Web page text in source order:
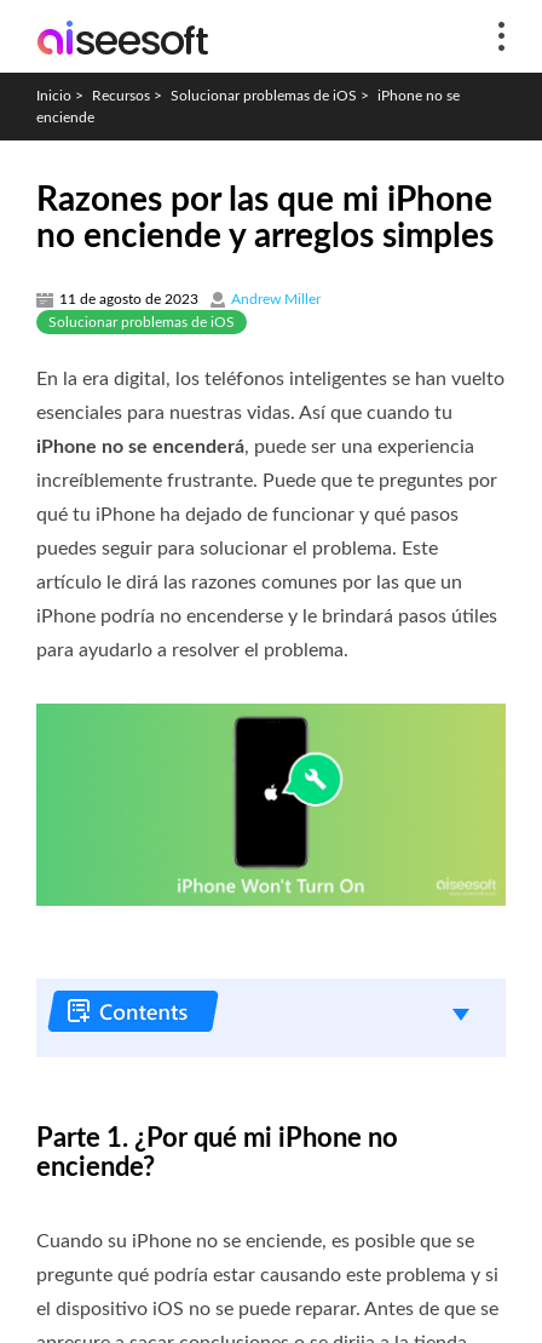
Inicio > Recursos > Solucionar problemas de iOS >
iPhone no se
enciende
Razones por las que mi iPhone
no enciende y arreglos simples
11 de agosto de 2023
Andrew Miller
Solucionar problemas de iOS
En la era digital, los teléfonos inteligentes se han vuelto
esenciales para nuestras vidas. Así que cuando tu
iPhone no se encenderá, puede ser una experiencia
increíblemente frustrante. Puede que te preguntes por
qué tu iPhone ha dejado de funcionar y qué pasos
puedes seguir para solucionar el problema. Este
artículo le dirá las razones comunes por las que un
iPhone podría no encenderse y le brindará pasos útiles
para ayudarlo a resolver el problema.
Parte 1. ¿Por qué mi iPhone no
enciende?
Cuando su iPhone no se enciende, es posible que se
pregunte qué podría estar causando este problema y si
el dispositivo iOS no se puede reparar. Antes de que se